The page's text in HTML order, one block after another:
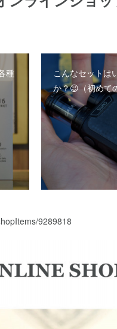
種
こんなセットは
か？😉（初めて
9289818